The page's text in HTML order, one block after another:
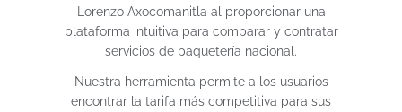
Lorenzo Axocomanitla al proporcionar una
plataforma intuitiva para comparar y contratar
servicios de paquetería nacional.
Nuestra herramienta permite a los usuarios
encontrar la tarifa más competitiva para sus